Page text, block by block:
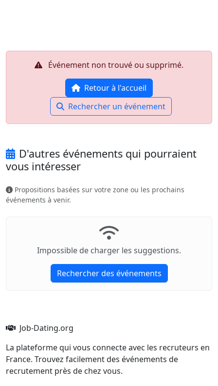
Événement non trouvé ou supprimé.
Retour à l'accueil
Rechercher un événement
D'autres événements qui pourraient
vous intéresser
Propositions basées sur votre zone ou les prochains
événements à venir.
Impossible de charger les suggestions.
Rechercher des événements
Job-Dating.org
La plateforme qui vous connecte avec les recruteurs en
France. Trouvez facilement des événements de
recrutement près de chez vous.